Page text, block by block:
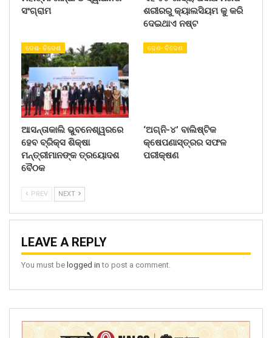
ସଂଗ୍ରାମ
ଶରୀରରୁ କ୍ୟାଲସିୟମ କୁ କରି
ଦେଇଥାଏ ନଷ୍ଟ
ଦେଶ- ବିଦେଶ
ଆସନ୍ତାକାଲି ଭୁବନେଶ୍ୱରରେ
ହେବ ବ୍ରିକ୍ସ ଶିକ୍ଷା
ମନ୍ତ୍ରୀମାନଙ୍କ ତ୍ରୟୋଦଶ
ବୈଠକ
ଦେଶ- ବିଦେଶ
‘ଅଗ୍ନି-୪’ ବାଲିଷ୍ଟିକ
କ୍ଷେପଣାସ୍ତ୍ରର ସଫଳ
ପରୀକ୍ଷଣ
PREV NEXT
LEAVE A REPLY
You must be logged in to post a comment.